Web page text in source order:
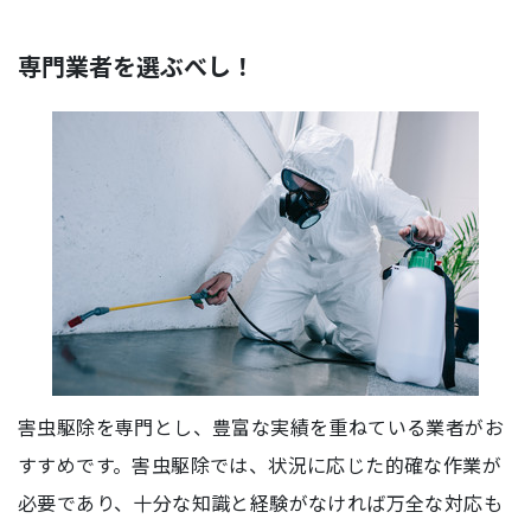
専門業者を選ぶべし！
害虫駆除を専門とし、豊富な実績を重ねている業者がお
すすめです。害虫駆除では、状況に応じた的確な作業が
必要であり、十分な知識と経験がなければ万全な対応も